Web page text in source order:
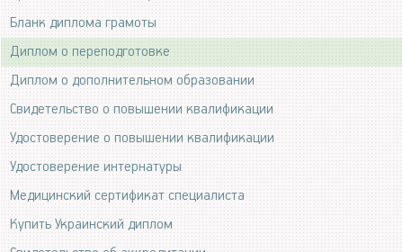
Бланк диплома грамоты
Диплом о переподготовке
Диплом о дополнительном образовании
Свидетельство о повышении квалификации
Удостоверение о повышении квалификации
Удостоверение интернатуры
Медицинский сертификат специалиста
Купить Украинский диплом